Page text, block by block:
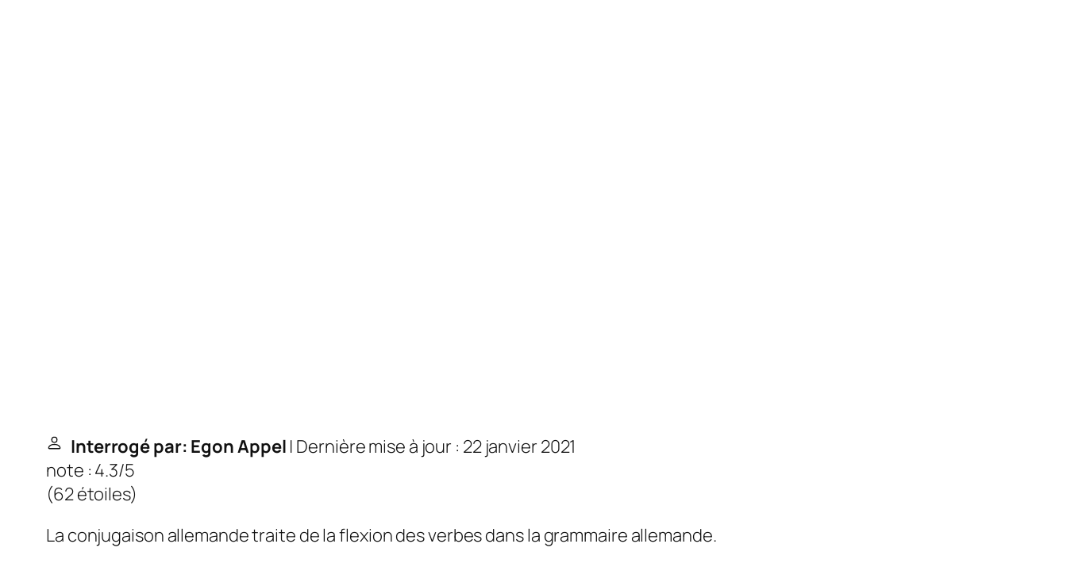
Interrogé par: Egon Appel | Dernière mise à jour : 22 janvier 2021
note : 4.3/5
(62 étoiles)
La conjugaison allemande traite de la flexion des verbes dans la grammaire allemande.